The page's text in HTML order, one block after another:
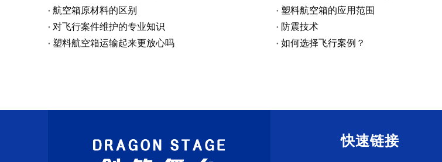
航空箱原材料的区别
塑料航空箱的应用范围
对飞行案件维护的专业知识
防震技术
塑料航空箱运输起来更放心吗
如何选择飞行案例？
快速链接